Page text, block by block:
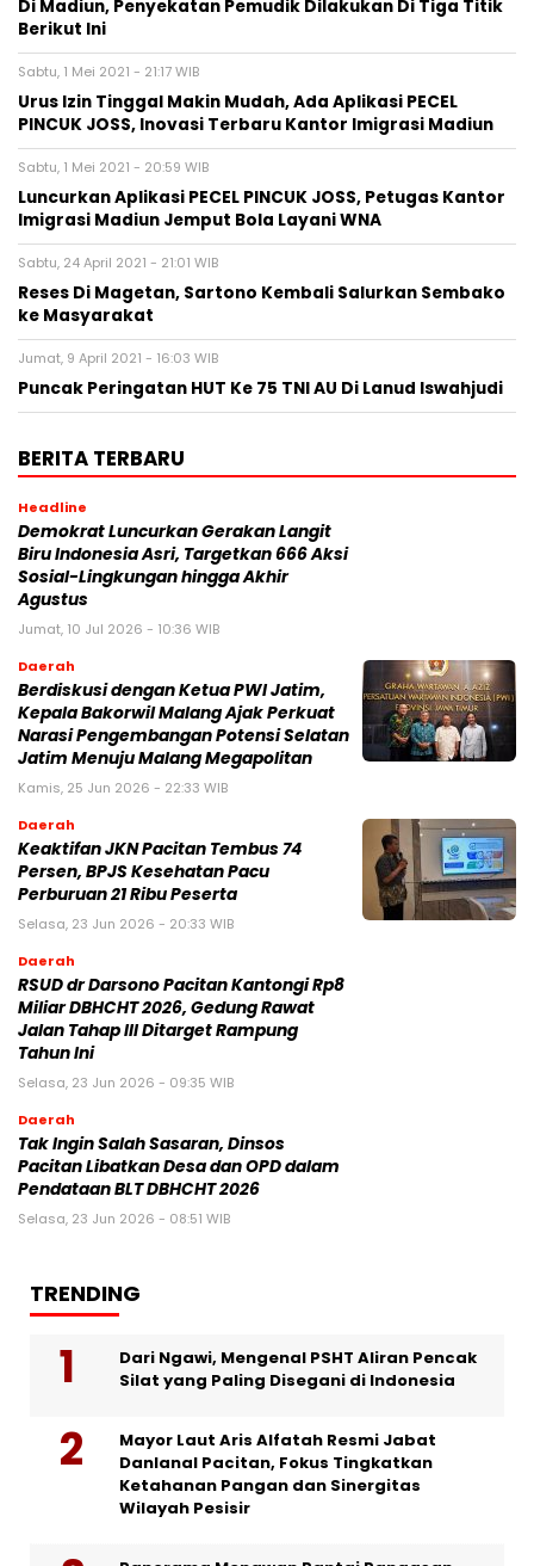
Di Madiun, Penyekatan Pemudik Dilakukan Di Tiga Titik
Berikut Ini
Sabtu, 1 Mei 2021 - 21:17 WIB
Urus Izin Tinggal Makin Mudah, Ada Aplikasi PECEL
PINCUK JOSS, Inovasi Terbaru Kantor Imigrasi Madiun
Sabtu, 1 Mei 2021 - 20:59 WIB
Luncurkan Aplikasi PECEL PINCUK JOSS, Petugas Kantor
Imigrasi Madiun Jemput Bola Layani WNA
Sabtu, 24 April 2021 - 21:01 WIB
Reses Di Magetan, Sartono Kembali Salurkan Sembako
ke Masyarakat
Jumat, 9 April 2021 - 16:03 WIB
Puncak Peringatan HUT Ke 75 TNI AU Di Lanud Iswahjudi
BERITA TERBARU
Headline
Demokrat Luncurkan Gerakan Langit
Biru Indonesia Asri, Targetkan 666 Aksi
Sosial-Lingkungan hingga Akhir
Agustus
Jumat, 10 Jul 2026 - 10:36 WIB
Daerah
Berdiskusi dengan Ketua PWI Jatim,
Kepala Bakorwil Malang Ajak Perkuat
Narasi Pengembangan Potensi Selatan
Jatim Menuju Malang Megapolitan
Kamis, 25 Jun 2026 - 22:33 WIB
Daerah
Keaktifan JKN Pacitan Tembus 74
Persen, BPJS Kesehatan Pacu
Perburuan 21 Ribu Peserta
Selasa, 23 Jun 2026 - 20:33 WIB
Daerah
RSUD dr Darsono Pacitan Kantongi Rp8
Miliar DBHCHT 2026, Gedung Rawat
Jalan Tahap III Ditarget Rampung
Tahun Ini
Selasa, 23 Jun 2026 - 09:35 WIB
Daerah
Tak Ingin Salah Sasaran, Dinsos
Pacitan Libatkan Desa dan OPD dalam
Pendataan BLT DBHCHT 2026
Selasa, 23 Jun 2026 - 08:51 WIB
TRENDING
Dari Ngawi, Mengenal PSHT Aliran Pencak
Silat yang Paling Disegani di Indonesia
Mayor Laut Aris Alfatah Resmi Jabat
Danlanal Pacitan, Fokus Tingkatkan
Ketahanan Pangan dan Sinergitas
Wilayah Pesisir